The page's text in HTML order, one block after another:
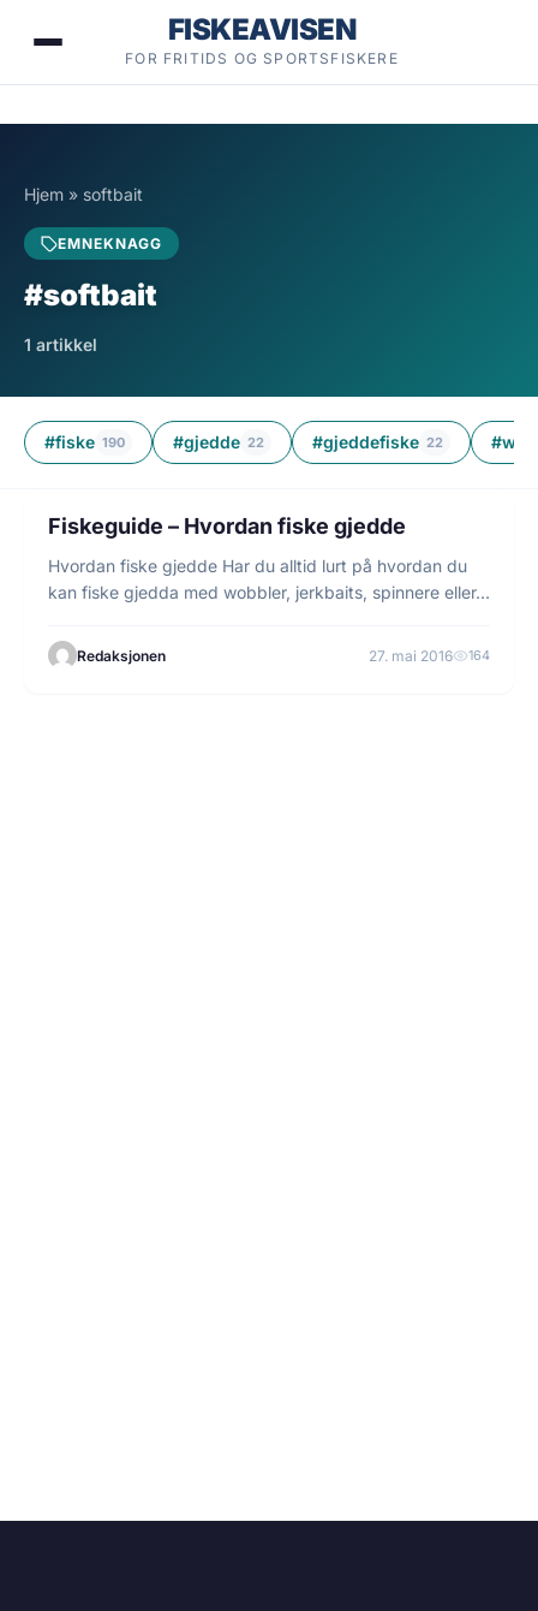
FISKEAVISEN
FOR FRITIDS OG SPORTSFISKERE
Hjem » softbait
EMNEKNAGG
#softbait
1 artikkel
#fiske 190 #gjedde 22 #gjeddefiske 22
FISKEGUIDER
1 min lesetid
Fiskeguide – Hvordan fiske gjedde
Hvordan fiske gjedde Har du alltid lurt på hvordan du
kan fiske gjedda med wobbler, jerkbaits, spinnere eller…
Redaksjonen 27. mai 2016 164